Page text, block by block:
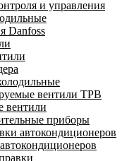
и управления
Danfoss
вентили ТРВ
вентили
приборы
автокондиционеров